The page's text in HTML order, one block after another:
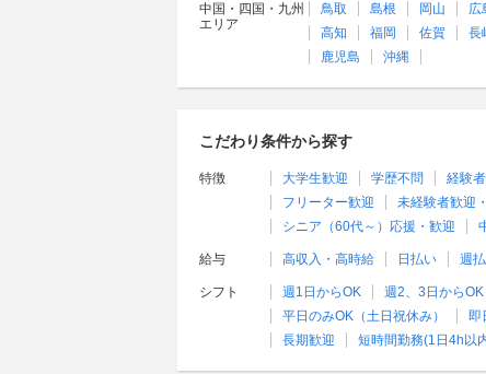
中国・四国・九州
エリア
鳥取 島根 岡山 広
高知
福岡 佐賀 長
鹿児島
沖縄
こだわり条件から探す
特徴 大学生歓迎 学歴不問 経験
フリーター歓迎
未経験者歓迎
シニア（60代～）応援・歓迎
給与 高収入・高時給 日払い 週
シフト 週1日からOK 週2、3日からOK
平日のみOK（土日祝休み）
即
長期歓迎
短時間勤務(1日4h以